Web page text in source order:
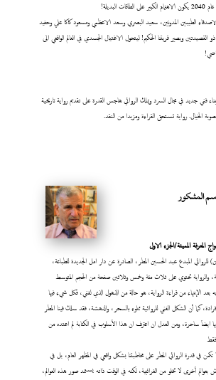
الطيبين المدونين، سعيد البصري وسعد الاعظمي ومسعود كاكا علي وحفيد
القصيدتين وبصير قريتنا الحكيم! ليتحول الاغتيال الجسدي في العالم الواقعي الى
فني جديد في مجال السرد ويملك الروائي هاجس القدرة على تقديم رواية تاريخية
الخيال. رواية تستحق القراءة ومزيدا من النقد.
المشكور
المعرفة المميتة/الجزء الاول
للروائي المبدع عبد الحسين المطر، الصادرة عن دار امل الجديدة للطباعة،
والرواية تحتوي على ثلاث مئة وخمس وثلاثين صفحة من الحجم المتوسط
الإنتهاء من قراءة الرواية، هو حالة من الذهول الذي لفني، فكل شيء فيها
كما أن الشكل الفني للروائية مملوء بالسحر، والدهشة، فقد سلك فينا المطر
ايضاَ ساحرة، ومن العدل ان اعترف ان هذا الأسلوب في الكتابة لم اعتده من
تكمن في قدرة الروائي المطر على مخاطبتنا بشكل واقعي في المظهر العام، بل في
بعوالم أخرى لا تخلو من الغرائبية، لكنه في الوقت ذاته يستمد صور هذه العوالم،